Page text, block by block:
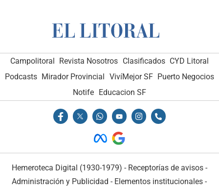
Campolitoral Revista Nosotros Clasificados CYD Litoral
Podcasts Mirador Provincial VivíMejor SF Puerto Negocios
Notife
Educacion SF
Hemeroteca Digital (1930-1979) - Receptorías de avisos -
Administración y Publicidad - Elementos institucionales -